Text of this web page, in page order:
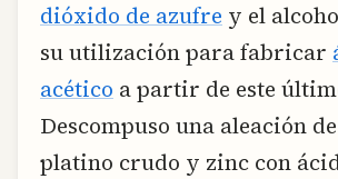
dióxido de azufre y el
su utilización para fabricar
acético a partir de este
Descompuso una aleación
platino crudo y zinc con